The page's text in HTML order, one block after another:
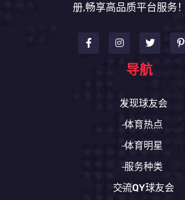
册,畅享高品质平台服务！
导航
发现球友会
体育热点
体育明星
服务种类
交流QY球友会